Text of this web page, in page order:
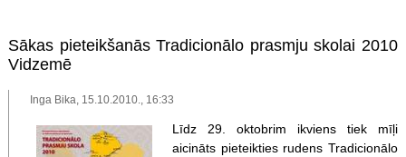
Sākas pieteikšanās Tradicionālo prasmju skolai 2010
Vidzemē
Inga Bika, 15.10.2010., 16:33
Līdz 29. oktobrim ikviens tiek mīļi
aicināts pieteikties rudens Tradicionālo